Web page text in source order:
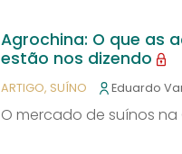
Agrochina: O que as
estão nos dizendo
ARTIGO SUÍNO Eduardo
O mercado de suínos